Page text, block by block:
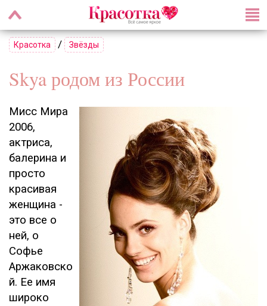
Красотка / Звёзды
Skya родом из России
Мисс Мира
2006,
актриса,
балерина и
просто
красивая
женщина -
это все о
ней, о
Софье
Аржаковско
й. Ее имя
широко